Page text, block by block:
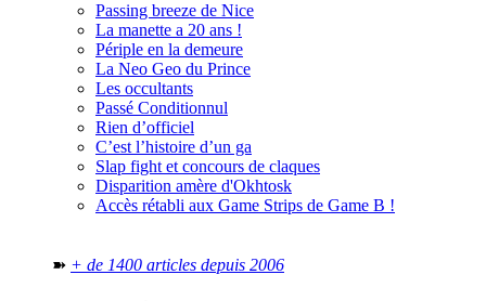
Passing breeze de Nice
La manette a 20 ans !
Périple en la demeure
La Neo Geo du Prince
Les occultants
Passé Conditionnul
Rien d’officiel
C’est l’histoire d’un ga
Slap fight et concours de claques
Disparition amère d'Okhtosk
Accès rétabli aux Game Strips de Game B !
➽ + de 1400 articles depuis 2006